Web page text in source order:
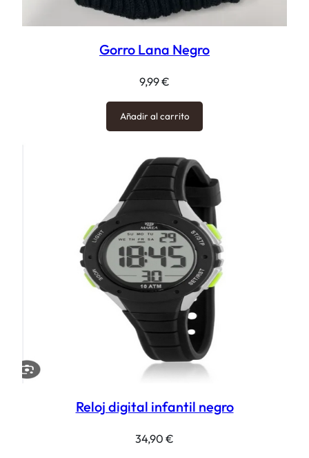
Gorro Lana Negro
9,99€
Añadir al carrito
Reloj digital infantil negro
34,90 €